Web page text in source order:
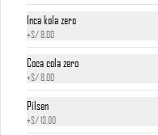
Inca kola zero
+S/ 8.00
Coca cola zero
+S/ 8.00
Pilsen
+S/ 13.00